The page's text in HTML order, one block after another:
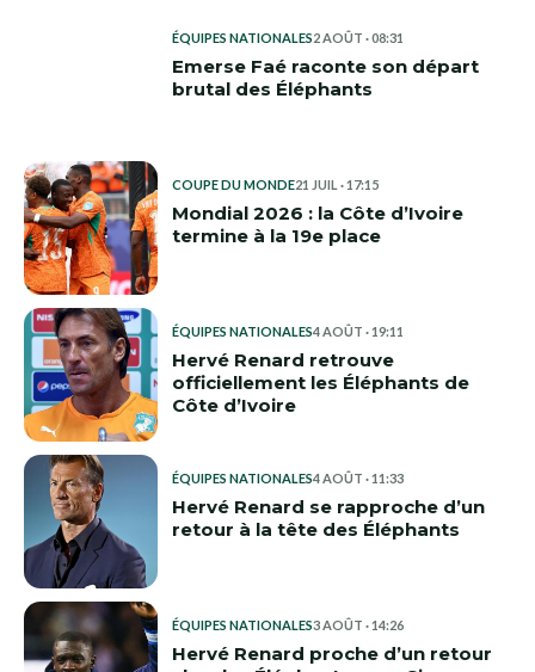
ÉQUIPES NATIONALES2 AOÛT · 08:31
Emerse Faé raconte son départ
brutal des Éléphants
COUPE DU MONDE21 JUIL · 17:15
Mondial 2026 : la Côte d’Ivoire
termine à la 19e place
ÉQUIPES NATIONALES4 AOÛT · 19:11
Hervé Renard retrouve
officiellement les Éléphants de
Côte d’Ivoire
ÉQUIPES NATIONALES4 AOÛT · 11:33
Hervé Renard se rapproche d’un
retour à la tête des Éléphants
ÉQUIPES NATIONALES3 AOÛT · 14:26
Hervé Renard proche d’un retour